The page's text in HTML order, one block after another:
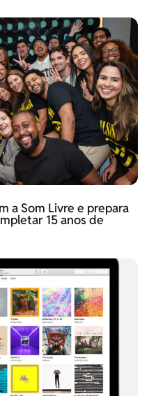
a Som Livre e prepara
15 anos de